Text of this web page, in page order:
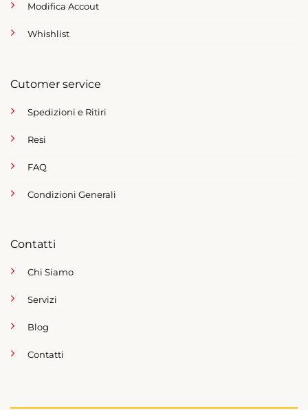
Modifica Accout
Whishlist
Cutomer service
Spedizioni e Ritiri
Resi
FAQ
Condizioni Generali
Contatti
Chi Siamo
Servizi
Blog
Contatti